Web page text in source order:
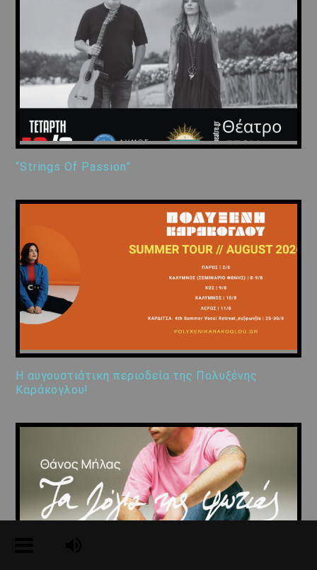
“Strings Of Passion”
Η αυγουστιάτικη περιοδεία της Πολυξένης
Καράκογλου!